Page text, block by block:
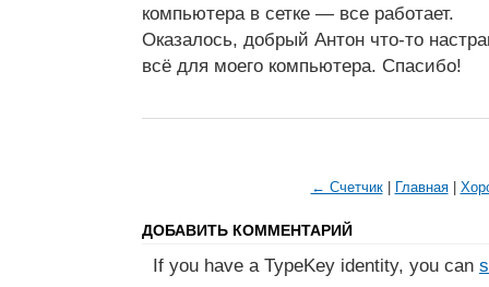
компьютера в сетке — все работает.
Оказалось, добрый Антон что-то
всё для моего компьютера. Спасибо!
← Счетчик| Главная|
ДОБАВИТЬ КОММЕНТАРИЙ
If you have a TypeKey identity, you can